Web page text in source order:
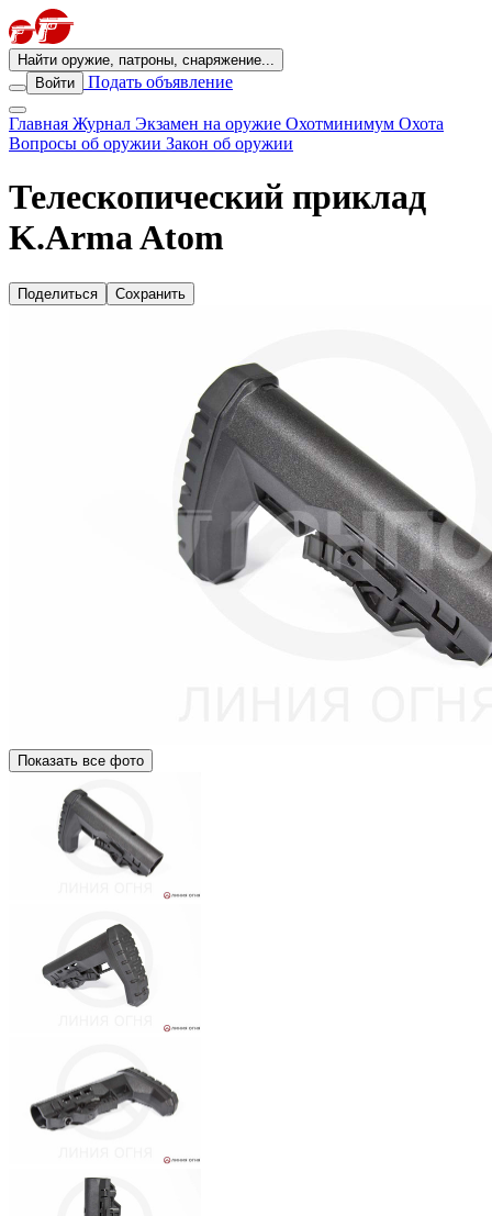
Найти оружие, патроны, снаряжение...
Войти
Подать объявление
Главная Журнал Экзамен на оружие Охотминимум Охота
Вопросы об оружии Закон об оружии
Телескопический приклад
K.Arma Atom
Поделиться Сохранить
Показать все фото